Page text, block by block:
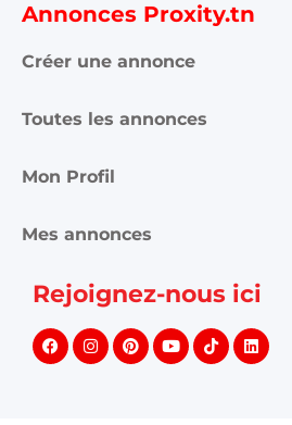
Annonces Proxity.tn
Créer une annonce
Toutes les annonces
Mon Profil
Mes annonces
Rejoignez-nous ici